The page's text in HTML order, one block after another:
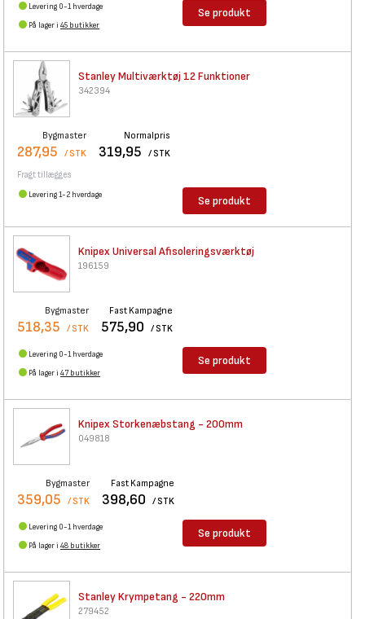
Levering 0-1 hverdage
På lager i 45 butikker
Se produkt
Stanley Multiværktøj 12Funktioner
342394
Bygmaster
287,95 / STK
Normalpris
319,95 / STK
Fragt tillægges
Levering 1-2 hverdage Se produkt
Knipex Universal Afisoleringsværktøj
196159
Bygmaster
518,35 / STK
Fast Kampagne
575,90 / STK
Levering 0-1 hverdage
På lager i 47 butikker
Se produkt
Knipex Storkenæbstang - 200mm
049818
Bygmaster
359,05 / STK
Fast Kampagne
398,60 / STK
Levering 0-1 hverdage
På lager i 48 butikker
Se produkt
Stanley Krympetang - 220mm
279452